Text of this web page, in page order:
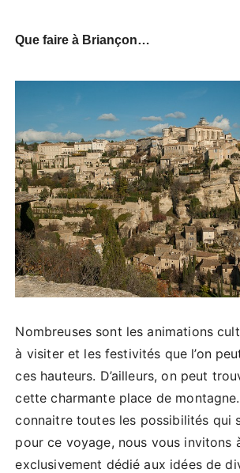
Que faire à Briançon…
Nombreuses sont les animations
à visiter et les festivités que l’on
ces hauteurs. D’ailleurs, on peut
cette charmante place de
connaitre toutes les possibilités qui
pour ce voyage, nous vous invitons
exclusivement dédié aux idées de